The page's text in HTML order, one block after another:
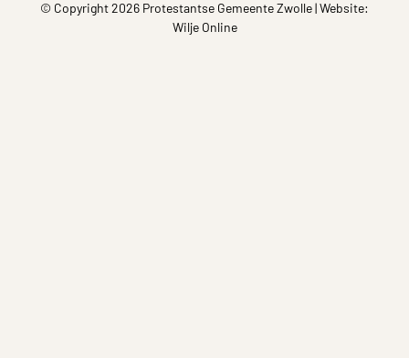
© Copyright 2026 Protestantse Gemeente Zwolle | Website:
Wilje Online